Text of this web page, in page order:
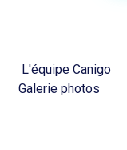
L'équipe Canigo
Galerie photos